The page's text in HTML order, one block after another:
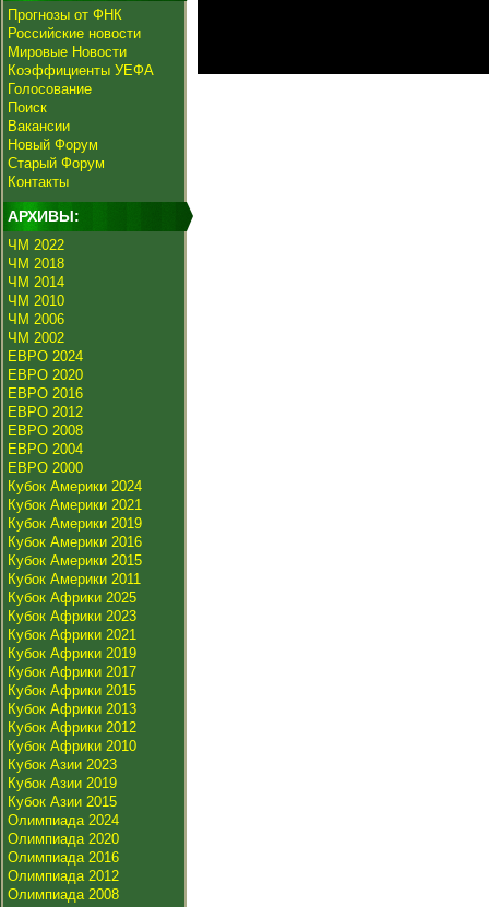
Прогнозы от ФНК
Российские новости
Мировые Новости
Коэффициенты УЕФА
Голосование
Поиск
Вакансии
Новый Форум
Старый Форум
Контакты
АРХИВЫ:
ЧМ 2022
ЧМ 2018
ЧМ 2014
ЧМ 2010
ЧМ 2006
ЧМ 2002
ЕВРО 2024
ЕВРО 2020
ЕВРО 2016
ЕВРО 2012
ЕВРО 2008
ЕВРО 2004
ЕВРО 2000
Кубок Америки 2024
Кубок Америки 2021
Кубок Америки 2019
Кубок Америки 2016
Кубок Америки 2015
Кубок Америки 2011
Кубок Африки 2025
Кубок Африки 2023
Кубок Африки 2021
Кубок Африки 2019
Кубок Африки 2017
Кубок Африки 2015
Кубок Африки 2013
Кубок Африки 2012
Кубок Африки 2010
Кубок Азии 2023
Кубок Азии 2019
Кубок Азии 2015
Олимпиада 2024
Олимпиада 2020
Олимпиада 2016
Олимпиада 2012
Олимпиада 2008